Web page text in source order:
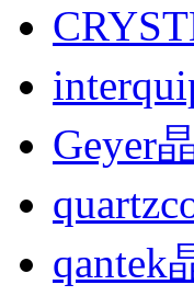
Geyer
qantek